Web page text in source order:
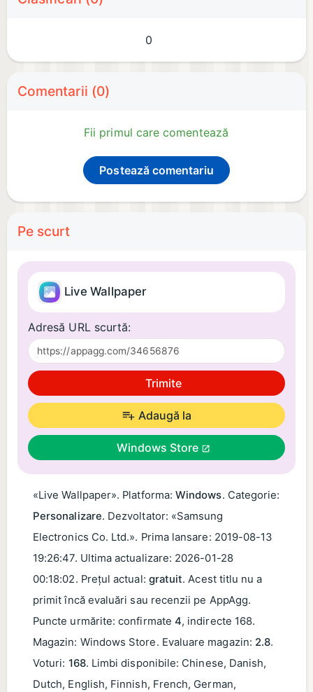
0
Comentarii (0)
Fii primul care comentează
Postează comentariu
Pe scurt
Live Wallpaper
Adresă URL scurtă:
Trimite
Adaugă la
Windows Store
«Live Wallpaper». Platforma:Windows. Categorie:
Personalizare. Dezvoltator: «Samsung
Electronics Co. Ltd.». Prima lansare: 2019-08-13
19:26:47. Ultima actualizare: 2026-01-28
00:18:02. Prețul actual: gratuit. Acest titlu nu a
primit încă evaluări sau recenzii pe AppAgg.
Puncte urmărite: confirmate 4, indirecte 168.
Magazin: Windows Store. Evaluare magazin: 2.8.
Voturi: 168. Limbi disponibile: Chinese, Danish,
Dutch, English, Finnish, French, German,